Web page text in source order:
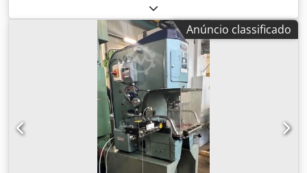
flexão Crsdpfoyr If Rjx Acnjf Construção muito robusta
Comprimento máximo de dobragem: 1270 mm Espessura
máxima de dobra: 2 mm Acionada por pedalAnúncio classificado